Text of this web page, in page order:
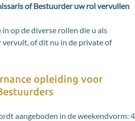
of Bestuurder uw rol vervullen
op de diverse rollen die u als
of dit nu in de private of
opleiding voor
aangeboden in de weekendvorm: 4